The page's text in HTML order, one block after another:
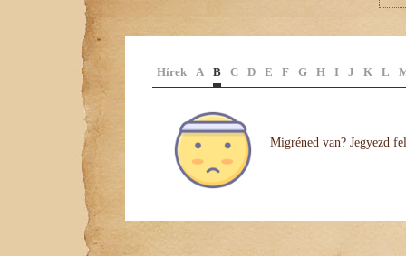
Hírek A B C D E F G H I J K L
Migréned van? Jegyezd